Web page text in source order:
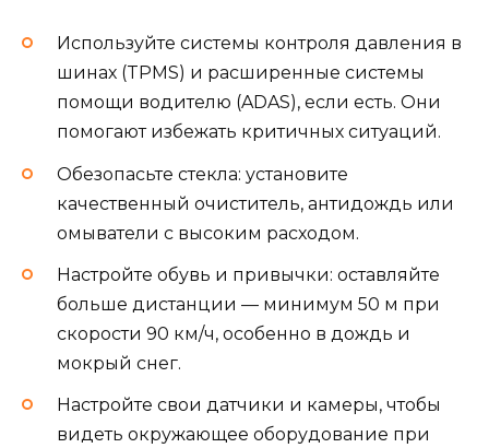
Используйте системы контроля давления в
шинах (TPMS) и расширенные системы
помощи водителю (ADAS), если есть. Они
помогают избежать критичных ситуаций.
Обезопасьте стекла: установите
качественный очиститель, антидождь или
омыватели с высоким расходом.
Настройте обувь и привычки: оставляйте
больше дистанции — минимум 50 м при
скорости 90 км/ч, особенно в дождь и
мокрый снег.
Настройте свои датчики и камеры, чтобы
видеть окружающее оборудование при